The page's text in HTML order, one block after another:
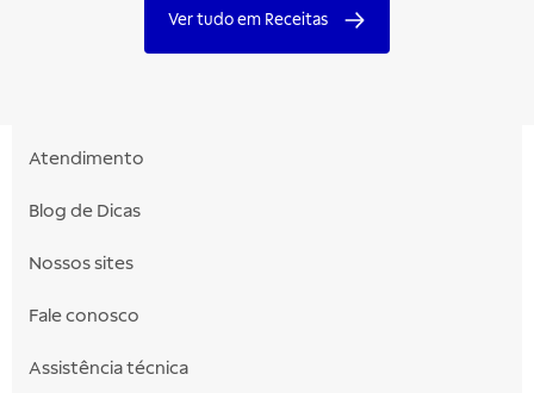
Ver tudo em Receitas
Atendimento
Blog de Dicas
Nossos sites
Fale conosco
Assistência técnica